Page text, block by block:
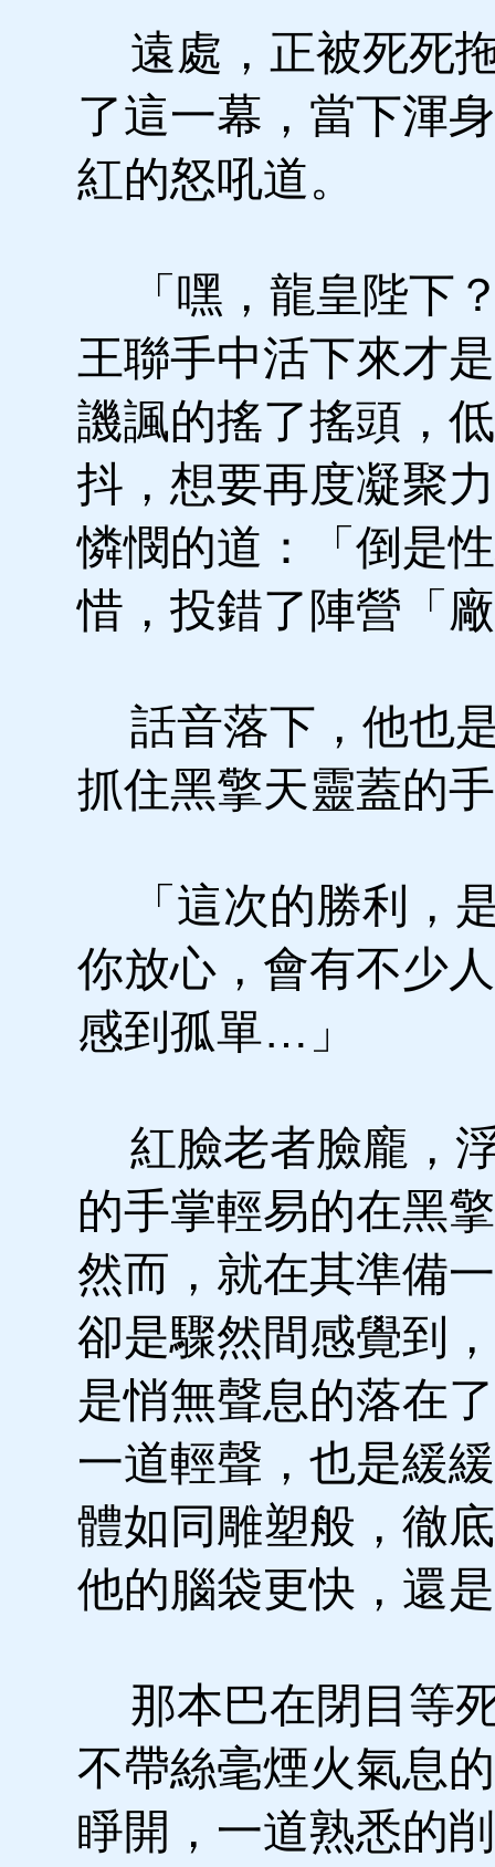
遠處，正被死死
了這一幕，當下渾
紅的怒吼道。
「嘿，龍皇陛下
王聯手中活下來才
譏諷的搖了搖頭，
抖，想要再度凝聚
憐憫的道：「倒是
惜，投錯了陣營「廠
話音落下，他也
抓住黑擎天靈蓋的
「這次的勝利，
你放心，會有不少
感到孤單…」
紅臉老者臉龐，
的手掌輕易的在黑
然而，就在其準備
卻是驟然間感覺到
是悄無聲息的落在
一道輕聲，也是緩
體如同雕塑般，徹
他的腦袋更快，還
那本巴在閉目等
不帶絲毫煙火氣息
睜開，一道熟悉的